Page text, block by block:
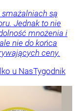
są
Jednak to nie
mnożenia i
nie do końca
ceny.
u NasTygodnik